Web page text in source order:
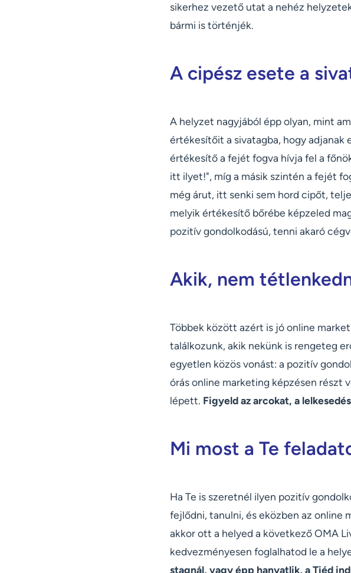
sikerhez vezető utat a nehéz
bármi is történjék.
A cipész esete a
A helyzet nagyjából épp olyan, mint
értékesítőit a sivatagba, hogy adjanak
értékesítő a fejét fogva hívja fel a
itt ilyet!", míg a másik szintén a fejét
még árut, itt senki sem hord cipőt,
melyik értékesítő bőrébe képzeled
pozitív gondolkodású, tenni akaró
Akik, nem
Többek között azért is jó online
találkozunk, akik nekünk is rengeteg
egyetlen közös vonást: a pozitív
órás online marketing képzésen részt
lépett. Figyeld az arcokat, a
Mi most a Te
Ha Te is szeretnél ilyen pozitív
fejlődni, tanulni, és eközben az online
akkor ott a helyed a következő OMA
kedvezményesen foglalhatod le a
stagnál, vagy épp hanyatlik, a Tiéd